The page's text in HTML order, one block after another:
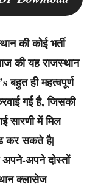
की कोई भर्ती
की यह राजस्थान
बहुत ही महत्वपूर्ण
गई है, जिसकी
सारणी में मिल
कर सकते है|
अपने दोस्तों
क्लासेज